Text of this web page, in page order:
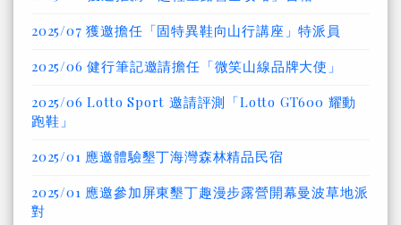
2025/07 獲邀擔任「固特異鞋向山行講座」特派員
2025/06 健行筆記邀請擔任「微笑山線品牌大使」
2025/06 Lotto Sport 邀請評測「Lotto GT600 耀動
跑鞋」
2025/01 應邀體驗墾丁海灣森林精品民宿
2025/01 應邀參加屏東墾丁趣漫步露營開幕曼波草地派
對